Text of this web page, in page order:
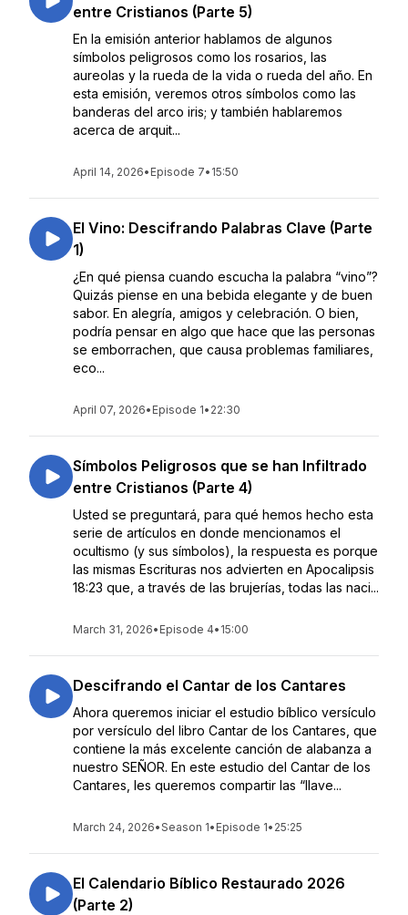
entre Cristianos (Parte 5)
En la emisión anterior hablamos de algunos
símbolos peligrosos como los rosarios, las
aureolas y la rueda de la vida o rueda del año. En
esta emisión, veremos otros símbolos como las
banderas del arco iris; y también hablaremos
acerca de arquit...
April 14, 2026• Episode 7• 15:50
El Vino: Descifrando Palabras Clave (Parte
1)
¿En qué piensa cuando escucha la palabra “vino”?
Quizás piense en una bebida elegante y de buen
sabor. En alegría, amigos y celebración. O bien,
podría pensar en algo que hace que las personas
se emborrachen, que causa problemas familiares,
eco...
April 07, 2026• Episode 1• 22:30
Símbolos Peligrosos que se han Infiltrado
entre Cristianos (Parte 4)
Usted se preguntará, para qué hemos hecho esta
serie de artículos en donde mencionamos el
ocultismo (y sus símbolos), la respuesta es porque
las mismas Escrituras nos advierten en Apocalipsis
18:23 que, a través de las brujerías, todas las naci...
March 31, 2026• Episode 4• 15:00
Descifrando el Cantar de los Cantares
Ahora queremos iniciar el estudio bíblico versículo
por versículo del libro Cantar de los Cantares, que
contiene la más excelente canción de alabanza a
nuestro SEÑOR. En este estudio del Cantar de los
Cantares, les queremos compartir las “llave...
March 24, 2026•Season 1• Episode 1• 25:25
El Calendario Bíblico Restaurado 2026
(Parte 2)